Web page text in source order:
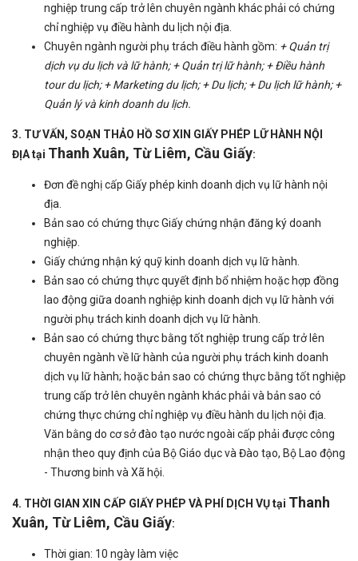
nghiệp trung cấp trở lên chuyên ngành khác phải có chứng
chỉ nghiệp vụ điều hành du lịch nội địa.
Chuyên ngành người phụ trách điều hành gồm: + Quản trị
dịch vụ du lịch và lữ hành; + Quản trị lữ hành; + Điều hành
tour du lịch; + Marketing du lịch; + Du lịch; + Du lịch lữ hành; +
Quản lý và kinh doanh du lịch.
3. TƯ VẤN, SOẠN THẢO HỒ SƠ XIN GIẤY PHÉP LỮ HÀNH NỘI
ĐỊA tại Thanh Xuân, Từ Liêm, Cầu Giấy:
Đơn đề nghị cấp Giấy phép kinh doanh dịch vụ lữ hành nội
địa.
Bản sao có chứng thực Giấy chứng nhận đăng ký doanh
nghiệp.
Giấy chứng nhận ký quỹ kinh doanh dịch vụ lữ hành.
Bản sao có chứng thực quyết định bổ nhiệm hoặc hợp đồng
lao động giữa doanh nghiệp kinh doanh dịch vụ lữ hành với
người phụ trách kinh doanh dịch vụ lữ hành.
Bản sao có chứng thực bằng tốt nghiệp trung cấp trở lên
chuyên ngành về lữ hành của người phụ trách kinh doanh
dịch vụ lữ hành; hoặc bản sao có chứng thực bằng tốt nghiệp
trung cấp trở lên chuyên ngành khác phải và bản sao có
chứng thực chứng chỉ nghiệp vụ điều hành du lịch nội địa.
Văn bằng do cơ sở đào tạo nước ngoài cấp phải được công
nhận theo quy định của Bộ Giáo dục và Đào tạo, Bộ Lao động
- Thương binh và Xã hội.
4. THỜI GIAN XIN CẤP GIẤY PHÉP VÀ PHÍ DỊCH VỤ tại Thanh
Xuân, Từ Liêm, Cầu Giấy:
Thời gian: 10 ngày làm việc